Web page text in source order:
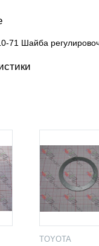
71 Шайба
TOYOTA